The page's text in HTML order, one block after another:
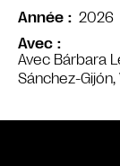
Avec
Avec Bárbara
Sánchez-
Année
2026